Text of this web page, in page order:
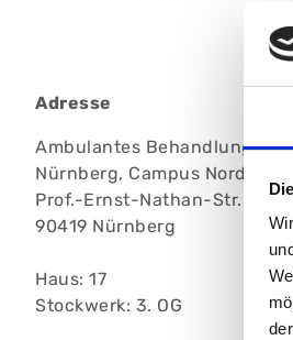
Adresse
Ambulantes
Nürnberg, Campus Nord
Prof.-Ernst-Nathan-Str. 1
90419 Nürnberg
Haus: 17
Stockwerk: 3. OG